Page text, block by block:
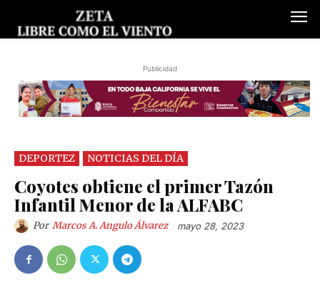
Publicidad
DEPORTEZ NOTICIAS DEL DÍA
Coyotes obtiene el primer Tazón
Infantil Menor de la ALFABC
Por Marcos A. Angulo Álvarez mayo 28, 2023